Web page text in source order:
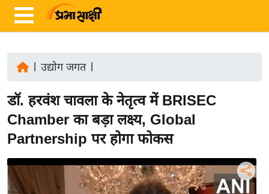
ज़ा
ख
ब
र
रा
ष्ट्री
उद्योग जगत|
डॉ. हरवंश चावला के नेतृत्व में BRISEC
Chamber का बड़ा लक्ष्य, Global
Partnership पर होगा फोकस